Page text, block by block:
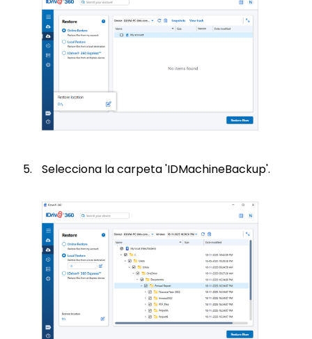
Selecciona la carpeta 'IDMachineBackup'.